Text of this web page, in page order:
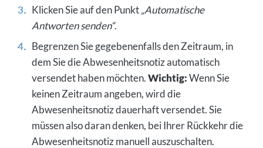
Klicken Sie auf den Punkt„Automatische
Antworten senden“.
Begrenzen Sie gegebenenfalls den Zeitraum, in
dem Sie die Abwesenheitsnotiz automatisch
versendet haben möchten.Wichtig:Wenn Sie
keinen Zeitraum angeben, wird die
Abwesenheitsnotiz dauerhaft versendet. Sie
müssen also daran denken, bei Ihrer Rückkehr die
Abwesenheitsnotiz manuell auszuschalten.